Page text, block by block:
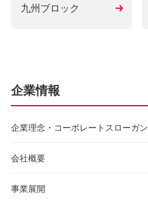
九州ブロック
企業情報
企業理念・ コーポレートスローガン
会社概要
事業展開